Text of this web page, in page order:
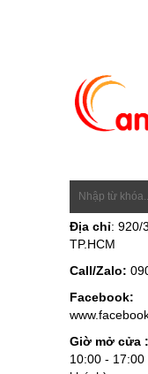
Địa chỉ: 920/
TP.HCM
Call/Zalo:
Facebook:
Giờ mở cửa :
10:00 -